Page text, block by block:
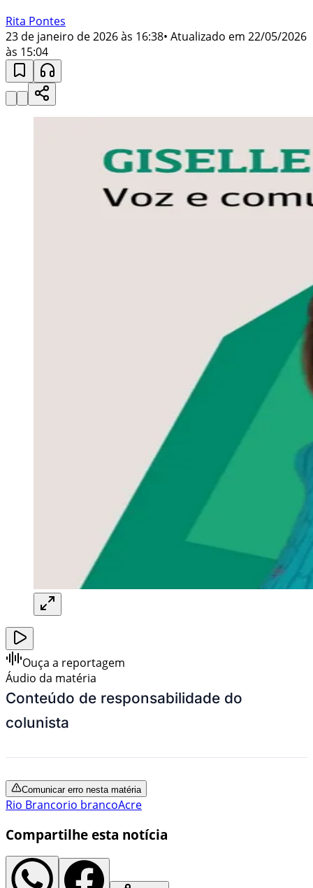
Rita Pontes
23 de janeiro de 2026 às 16:38• Atualizado em 22/05/2026
às 15:04
Ouça a reportagem
Áudio da matéria
Conteúdo de responsabilidade do
colunista
Comunicar erro nesta matéria
Rio Brancorio brancoAcre
Compartilhe esta notícia